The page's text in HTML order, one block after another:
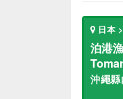
日本
泊港
沖繩